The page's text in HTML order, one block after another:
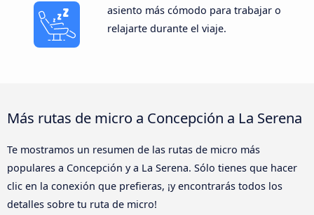
asiento más cómodo para trabajar o
relajarte durante el viaje.
Más rutas de micro a Concepción a La Serena
Te mostramos un resumen de las rutas de micro más
populares a Concepción y a La Serena. Sólo tienes que hacer
clic en la conexión que prefieras, ¡y encontrarás todos los
detalles sobre tu ruta de micro!